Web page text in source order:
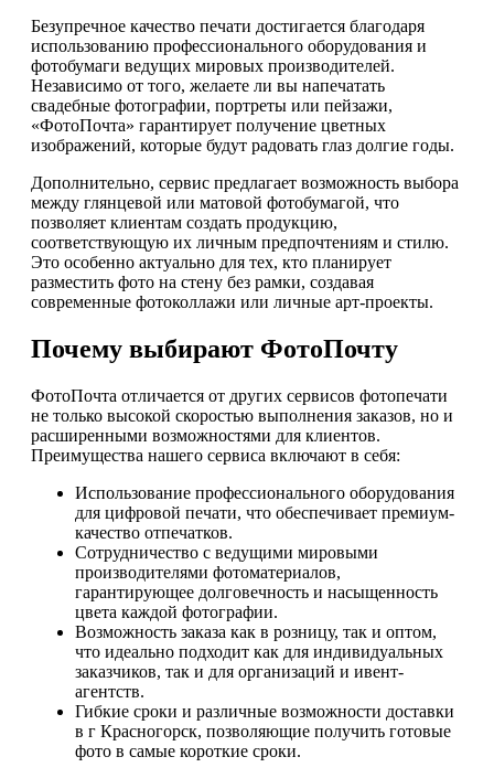
Безупречное качество печати достигается благодаря
использованию профессионального оборудования и
фотобумаги ведущих мировых производителей.
Независимо от того, желаете ли вы напечатать
свадебные фотографии, портреты или пейзажи,
«ФотоПочта» гарантирует получение цветных
изображений, которые будут радовать глаз долгие годы.
Дополнительно, сервис предлагает возможность выбора
между глянцевой или матовой фотобумагой, что
позволяет клиентам создать продукцию,
соответствующую их личным предпочтениям и стилю.
Это особенно актуально для тех, кто планирует
разместить фото на стену без рамки, создавая
современные фотоколлажи или личные арт-проекты.
Почему выбирают ФотоПочту
ФотоПочта отличается от других сервисов фотопечати
не только высокой скоростью выполнения заказов, но и
расширенными возможностями для клиентов.
Преимущества нашего сервиса включают в себя:
Использование профессионального оборудования
для цифровой печати, что обеспечивает премиум-
качество отпечатков.
Сотрудничество с ведущими мировыми
производителями фотоматериалов,
гарантирующее долговечность и насыщенность
цвета каждой фотографии.
Возможность заказа как в розницу, так и оптом,
что идеально подходит как для индивидуальных
заказчиков, так и для организаций и ивент-
агентств.
Гибкие сроки и различные возможности доставки
в г Красногорск, позволяющие получить готовые
фото в самые короткие сроки.